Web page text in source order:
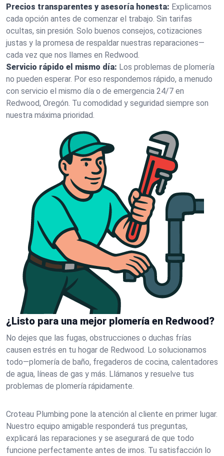
Precios transparentes y asesoría honesta: Explicamos
cada opción antes de comenzar el trabajo. Sin tarifas
ocultas, sin presión. Solo buenos consejos, cotizaciones
justas y la promesa de respaldar nuestras reparaciones—
cada vez que nos llames en Redwood.
Servicio rápido el mismo día: Los problemas de plomería
no pueden esperar. Por eso respondemos rápido, a menudo
con servicio el mismo día o de emergencia 24/7 en
Redwood, Oregón. Tu comodidad y seguridad siempre son
nuestra máxima prioridad.
¿Listo para una mejor plomería en Redwood?
No dejes que las fugas, obstrucciones o duchas frías
causen estrés en tu hogar de Redwood. Lo solucionamos
todo—plomería de baño, fregaderos de cocina, calentadores
de agua, líneas de gas y más. Llámanos y resuelve tus
problemas de plomería rápidamente.
Croteau Plumbing pone la atención al cliente en primer lugar.
Nuestro equipo amigable responderá tus preguntas,
explicará las reparaciones y se asegurará de que todo
funcione perfectamente antes de irnos. Tu satisfacción lo